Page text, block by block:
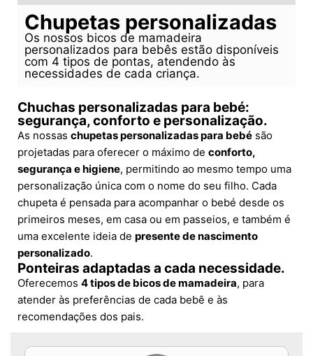
Chupetas personalizadas
Os nossos bicos de mamadeira
personalizados para bebês estão disponíveis
com 4 tipos de pontas, atendendo às
necessidades de cada criança.
Chuchas personalizadas para bebé:
segurança, conforto e personalização.
As nossas chupetas personalizadas para bebé são
projetadas para oferecer o máximo de conforto,
segurança e higiene, permitindo ao mesmo tempo uma
personalização única com o nome do seu filho. Cada
chupeta é pensada para acompanhar o bebé desde os
primeiros meses, em casa ou em passeios, e também é
uma excelente ideia de presente de nascimento
personalizado.
Ponteiras adaptadas a cada necessidade.
Oferecemos 4 tipos de bicos de mamadeira, para
atender às preferências de cada bebê e às
recomendações dos pais.